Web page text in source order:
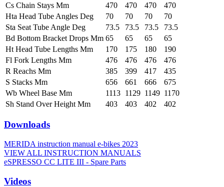
Cs Chain Stays Mm
470 470 470
470
Hta Head Tube Angles Deg
70 70 70
70
Sta Seat Tube Angle Deg
73.5 73.5 73.5
73.5
Bd Bottom Bracket Drops Mm 65 65 65
65
Ht Head Tube Lengths Mm
170 175 180
190
Fl Fork Lengths Mm
476 476 476
476
R Reachs Mm
385 399 417
435
S Stacks Mm
656 661 666
675
Wb Wheel Base Mm
1113 1129 1149 1170
Sh Stand Over Height Mm
403 403 402 402
Downloads
MERIDA instruction manual e-bikes 2023
VIEW ALL INSTRUCTION MANUALS
eSPRESSO CC LITE III - Spare Parts
Videos